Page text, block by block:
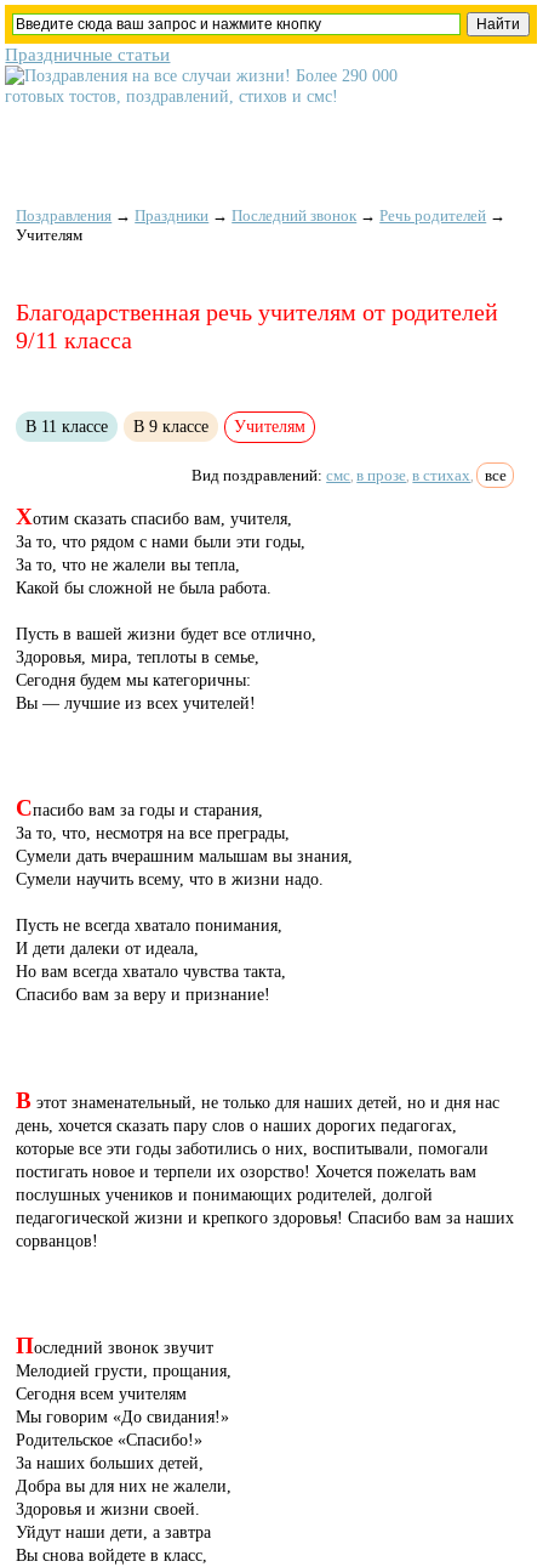
Праздничные статьи
Поздравления →Праздники →Последний звонок →Речь родителей →
Учителям
Благодарственная речь учителям от родителей
9/11 класса
В 11 классе В 9 классе Учителям
Вид поздравлений:смс, в прозе, в стихах, все
Хотим сказать спасибо вам, учителя,
За то, что рядом с нами были эти годы,
За то, что не жалели вы тепла,
Какой бы сложной не была работа.
Пусть в вашей жизни будет все отлично,
Здоровья, мира, теплоты в семье,
Сегодня будем мы категоричны:
Вы — лучшие из всех учителей!
Спасибо вам за годы и старания,
За то, что, несмотря на все преграды,
Сумели дать вчерашним малышам вы знания,
Сумели научить всему, что в жизни надо.
Пусть не всегда хватало понимания,
И дети далеки от идеала,
Но вам всегда хватало чувства такта,
Спасибо вам за веру и признание!
Вэтот знаменательный, не только для наших детей, но и дня нас
день, хочется сказать пару слов о наших дорогих педагогах,
которые все эти годы заботились о них, воспитывали, помогали
постигать новое и терпели их озорство! Хочется пожелать вам
послушных учеников и понимающих родителей, долгой
педагогической жизни и крепкого здоровья! Спасибо вам за наших
сорванцов!
Последний звонок звучит
Мелодией грусти, прощания,
Сегодня всем учителям
Мы говорим «До свидания!»
Родительское «Спасибо!»
За наших больших детей,
Добра вы для них не жалели,
Здоровья и жизни своей.
Уйдут наши дети, а завтра
Вы снова войдете в класс,